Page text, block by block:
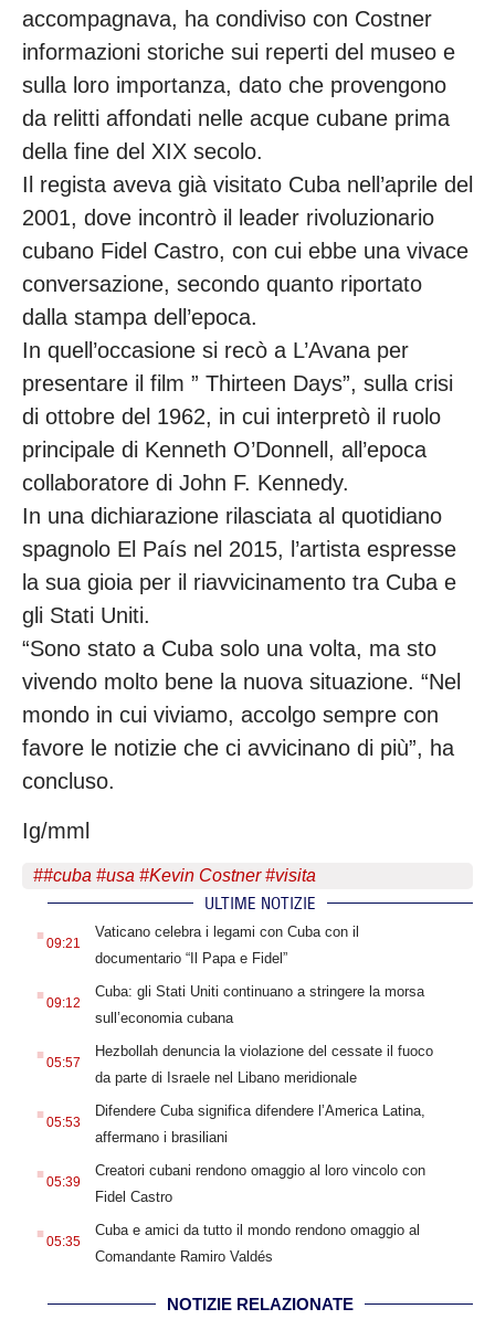
accompagnava, ha condiviso con Costner
informazioni storiche sui reperti del museo e
sulla loro importanza, dato che provengono
da relitti affondati nelle acque cubane prima
della fine del XIX secolo.
Il regista aveva già visitato Cuba nell’aprile del
2001, dove incontrò il leader rivoluzionario
cubano Fidel Castro, con cui ebbe una vivace
conversazione, secondo quanto riportato
dalla stampa dell’epoca.
In quell’occasione si recò a L’Avana per
presentare il film ” Thirteen Days”, sulla crisi
di ottobre del 1962, in cui interpretò il ruolo
principale di Kenneth O’Donnell, all’epoca
collaboratore di John F. Kennedy.
In una dichiarazione rilasciata al quotidiano
spagnolo El País nel 2015, l’artista espresse
la sua gioia per il riavvicinamento tra Cuba e
gli Stati Uniti.
“Sono stato a Cuba solo una volta, ma sto
vivendo molto bene la nuova situazione. “Nel
mondo in cui viviamo, accolgo sempre con
favore le notizie che ci avvicinano di più”, ha
concluso.
Ig/mml
##cuba #usa #Kevin Costner #visita
ULTIME NOTIZIE
. 09:21
Vaticano celebra i legami con Cuba con il
documentario “Il Papa e Fidel”
. 09:12
Cuba: gli Stati Uniti continuano a stringere la morsa
sull’economia cubana
. 05:57
Hezbollah denuncia la violazione del cessate il fuoco
da parte di Israele nel Libano meridionale
. 05:53
Difendere Cuba significa difendere l’America Latina,
affermano i brasiliani
. 05:39
Creatori cubani rendono omaggio al loro vincolo con
Fidel Castro
. 05:35
Cuba e amici da tutto il mondo rendono omaggio al
Comandante Ramiro Valdés
NOTIZIE RELAZIONATE